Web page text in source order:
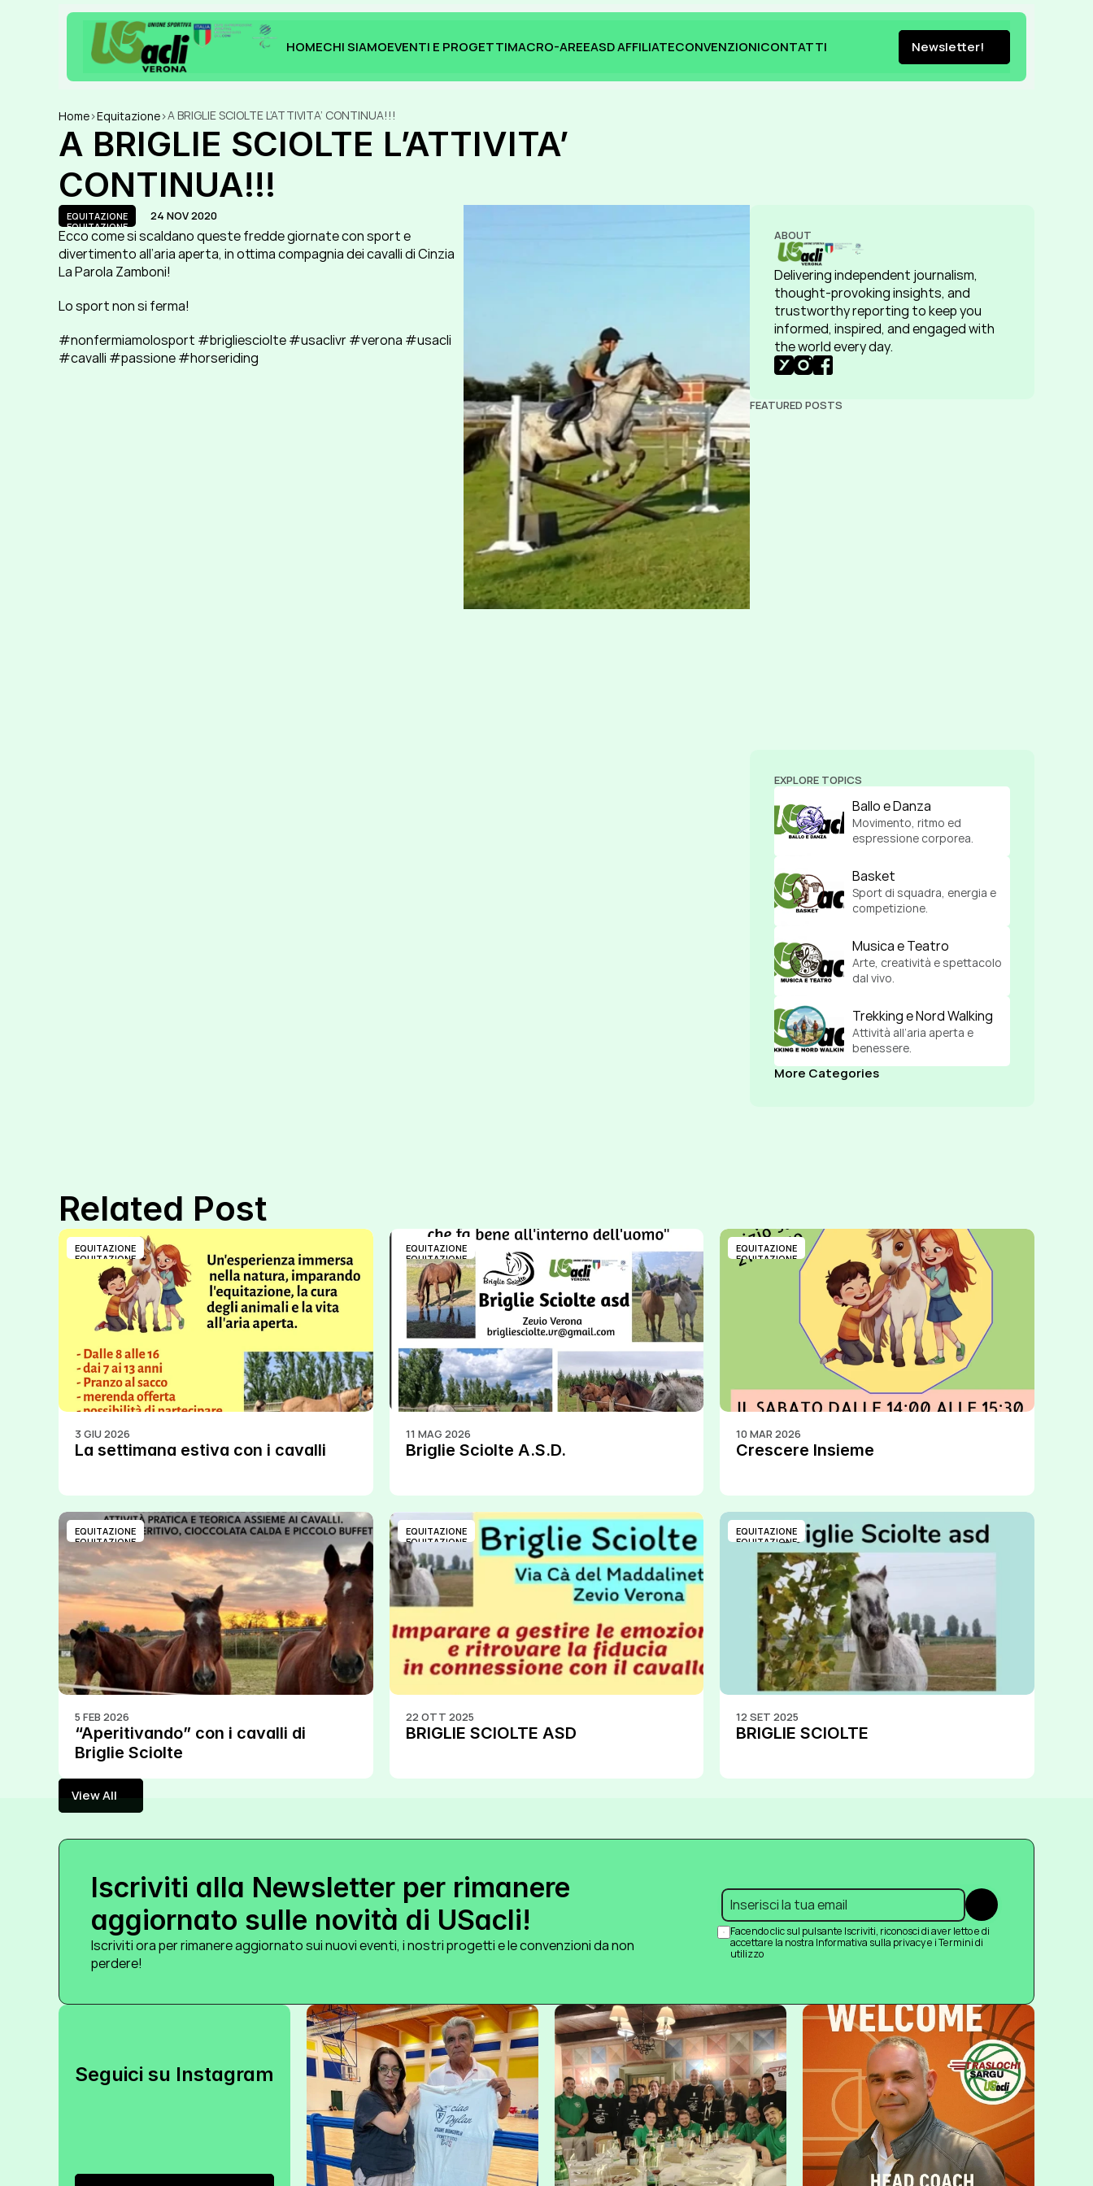
HOMECHI SIAMOEVENTI E PROGETTIMACRO-AREEASD AFFILIATECONVENZIONICONTATTI
Newsletter!
Newsletter!
Home>Equitazione>A BRIGLIE SCIOLTE L’ATTIVITA’ CONTINUA!!!
A BRIGLIE SCIOLTE L’ATTIVITA’
CONTINUA!!!
EQUITAZIONE
EQUITAZIONE
24 NOV 2020
Ecco come si scaldano queste fredde giornate con sport e
divertimento all’aria aperta, in ottima compagnia dei cavalli di Cinzia
La Parola Zamboni!
Lo sport non si ferma!
#nonfermiamolosport #brigliesciolte #usaclivr #verona #usacli
#cavalli #passione #horseriding
ABOUT
Delivering independent journalism,
thought-provoking insights, and
trustworthy reporting to keep you
informed, inspired, and engaged with
the world every day.
FEATURED POSTS
EXPLORE TOPICS
Ballo e Danza
Movimento, ritmo ed
espressione corporea.
Basket
Sport di squadra, energia e
competizione.
Musica e Teatro
Arte, creatività e spettacolo
dal vivo.
Trekking e Nord Walking
Attività all’aria aperta e
benessere.
More Categories
Related Post
EQUITAZIONE
EQUITAZIONE
3 GIU 2026
La settimana estiva con i cavalli
EQUITAZIONE
EQUITAZIONE
11 MAG 2026
Briglie Sciolte A.S.D.
EQUITAZIONE
EQUITAZIONE
10 MAR 2026
Crescere Insieme
EQUITAZIONE
EQUITAZIONE
5 FEB 2026
“Aperitivando” con i cavalli di
Briglie Sciolte
EQUITAZIONE
EQUITAZIONE
22 OTT 2025
BRIGLIE SCIOLTE ASD
EQUITAZIONE
EQUITAZIONE
12 SET 2025
BRIGLIE SCIOLTE
View All
View All
Iscriviti alla Newsletter per rimanere
aggiornato sulle novità di USacli!
Iscriviti ora per rimanere aggiornato sui nuovi eventi, i nostri progetti e le convenzioni da non
perdere!
Submit
Facendo clic sul pulsante Iscriviti, riconosci di aver letto e di
accettare la nostra Informativa sulla privacy e i Termini di
utilizzo
Seguici su Instagram